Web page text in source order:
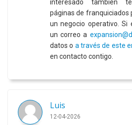
interesado también
páginas de franquiciados
un negocio operativo. Si
un correo a
datos o a través de este
en contacto contigo.
Luis
12-04-2026